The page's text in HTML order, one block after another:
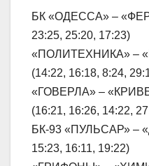
БК «ОДЕССА» –
23:25, 25:20, 17:23)
«ПОЛИТЕХНИКА» –
(14:22, 16:18, 8:24,
«ГОВЕРЛА» –
(16:21, 16:26, 14:22,
БК-93 «ПУЛЬСАР» –
15:23, 16:11, 19:22)